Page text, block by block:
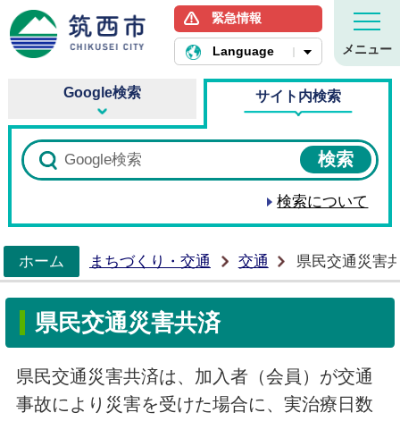
筑西市ホームページ
緊急情報
Language メニュー
Google検索 サイト内検索
検索について
ホーム
まちづくり・交通 交通 県民交通災害
県民交通災害共済
県民交通災害共済は、加入者（会員）が交通
事故により災害を受けた場合に、実治療日数